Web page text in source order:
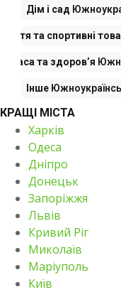
Дім і сад
та спортивні
Краса та здоров’я
Інше
КРАЩІ МІСТА
Харків
Одеса
Дніпро
Донецьк
Запоріжжя
Львів
Кривий Ріг
Миколаїв
Маріуполь
Київ